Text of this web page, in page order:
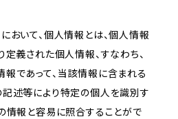
おいて、個人情報とは、個人情報
義された個人情報、すなわち、
であって、当該情報に含まれる
記述等により特定の個人を識別す
情報と容易に照合することがで